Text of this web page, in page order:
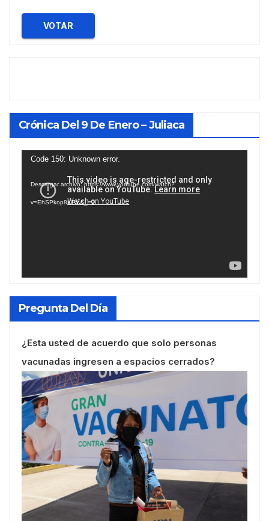
VOTAR
Crónica Del 9 De Enero – Juliaca
Reproductor
vídeo
Code 150: Unknown error.
Descargar archivo: https://www.youtube.com/watch?
v=EhSPkop8KPY&_=2
Pregunta Del Día
¿Esta usted de acuerdo que solo personas
vacunadas ingresen a espacios cerrados?